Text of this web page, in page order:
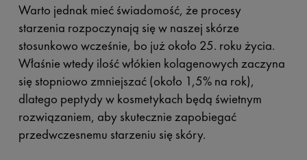
Warto jednak mieć świadomość, że procesy
starzenia rozpoczynają się w naszej skórze
stosunkowo wcześnie, bo już około 25. roku życia.
Właśnie wtedy ilość włókien kolagenowych zaczyna
się stopniowo zmniejszać (około 1,5% na rok),
dlatego peptydy w kosmetykach będą świetnym
rozwiązaniem, aby skutecznie zapobiegać
przedwczesnemu starzeniu się skóry.